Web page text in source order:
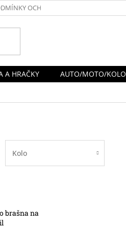
OCHRANY OSOBNÍCH ÚDAJŮ
A HRAČKY AUTO/MOTO/KOLO
Kolo
brašna na